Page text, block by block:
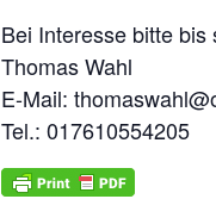
Bei Interesse bitte
Thomas Wahl
E-Mail:
Tel.: 017610554205